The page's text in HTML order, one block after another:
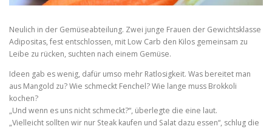
Neulich in der Gemüseabteilung. Zwei junge Frauen der Gewichtsklasse
Adipositas, fest entschlossen, mit Low Carb den Kilos gemeinsam zu
Leibe zu rücken, suchten nach einem Gemüse.
Ideen gab es wenig, dafür umso mehr Ratlosigkeit. Was bereitet man
aus Mangold zu? Wie schmeckt Fenchel? Wie lange muss Brokkoli
kochen?
„Und wenn es uns nicht schmeckt?“, überlegte die eine laut.
„Vielleicht sollten wir nur Steak kaufen und Salat dazu essen“, schlug die